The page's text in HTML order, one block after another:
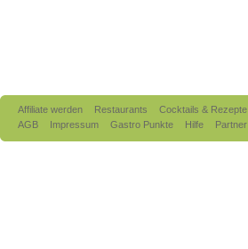
Affiliate werden Restaurants
Cocktails & Rezepte
AGB
Impressum Gastro Punkte Hilfe Partner